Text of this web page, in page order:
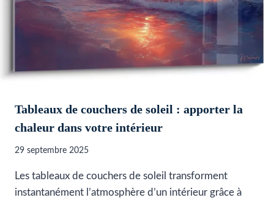
Tableaux de couchers de soleil : apporter la
chaleur dans votre intérieur
29 septembre 2025
Les tableaux de couchers de soleil transforment
instantanément l’atmosphère d’un intérieur grâce à